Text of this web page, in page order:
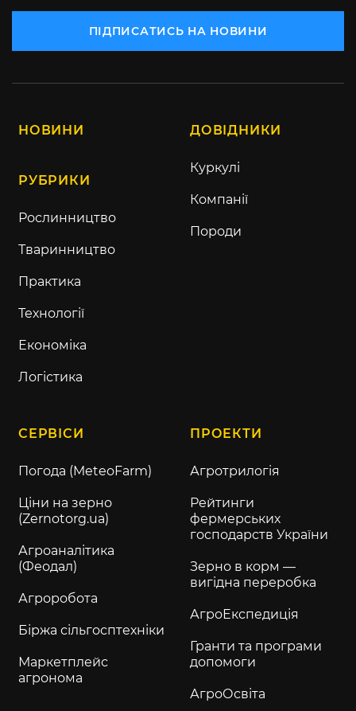
ПІДПИСАТИСЬ НА НОВИНИ
НОВИНИ
РУБРИКИ
Рослинництво
Тваринництво
Практика
Технології
Економіка
Логістика
ДОВІДНИКИ
Куркулі
Компанії
Породи
СЕРВІСИ
Погода (MeteoFarm)
Ціни на зерно
(Zernotorg.ua)
Агроаналітика
(Феодал)
Агроробота
Біржа сільгосптехніки
Маркетплейс
агронома
ПРОЕКТИ
Агротрилогія
Рейтинги
фермерських
господарств України
Зерно в корм —
вигідна переробка
АгроЕкспедиція
Гранти та програми
допомоги
АгроОсвіта